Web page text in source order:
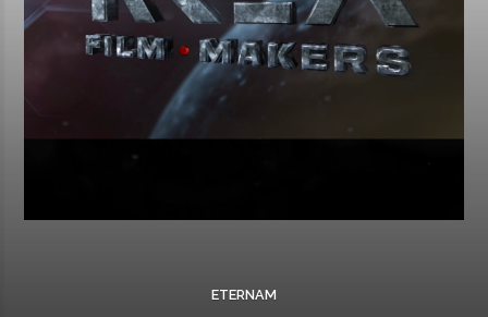
ETERNAM